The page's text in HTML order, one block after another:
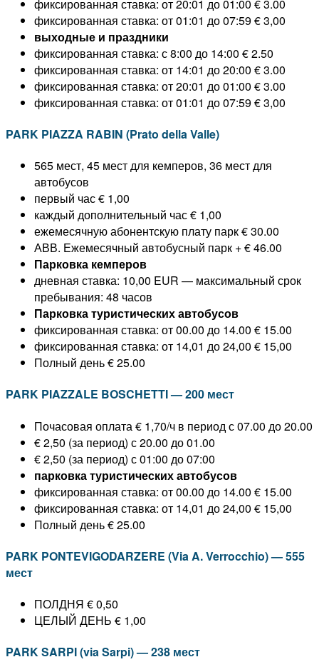
фиксированная ставка: от 20:01 до 01:00 € 3.00
фиксированная ставка: от 01:01 до 07:59 € 3,00
выходные и праздники
фиксированная ставка: с 8:00 до 14:00 € 2.50
фиксированная ставка: от 14:01 до 20:00 € 3.00
фиксированная ставка: от 20:01 до 01:00 € 3.00
фиксированная ставка: от 01:01 до 07:59 € 3,00
PARK PIAZZA RABIN (Prato della Valle)
565 мест, 45 мест для кемперов, 36 мест для
автобусов
первый час € 1,00
каждый дополнительный час € 1,00
ежемесячную абонентскую плату парк € 30.00
АВВ. Ежемесячный автобусный парк + € 46.00
Парковка кемперов
дневная ставка: 10,00 EUR — максимальный срок
пребывания: 48 часов
Парковка туристических автобусов
фиксированная ставка: от 00.00 до 14.00 € 15.00
фиксированная ставка: от 14,01 до 24,00 € 15,00
Полный день € 25.00
PARK PIAZZALE BOSCHETTI — 200 мест
Почасовая оплата € 1,70/ч в период с 07.00 до 20.00
€ 2,50 (за период) с 20.00 до 01.00
€ 2,50 (за период) с 01:00 до 07:00
парковка туристических автобусов
фиксированная ставка: от 00.00 до 14.00 € 15.00
фиксированная ставка: от 14,01 до 24,00 € 15,00
Полный день € 25.00
PARK PONTEVIGODARZERE (Via A. Verrocchio) — 555
мест
ПОЛДНЯ € 0,50
ЦЕЛЫЙ ДЕНЬ € 1,00
PARK SARPI (via Sarpi) — 238 мест